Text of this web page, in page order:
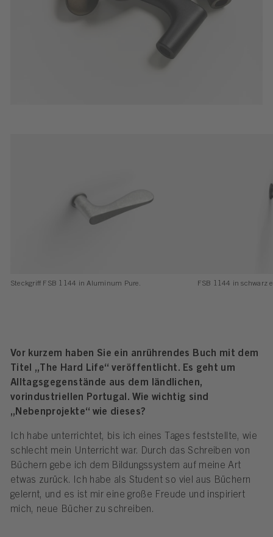
Steckgriff FSB 1144 in Aluminum Pure. FSB 1144 in schwarz
Vor kurzem haben Sie ein anrührendes Buch mit dem
Titel „The Hard Life“ veröffentlicht. Es geht um
Alltagsgegenstände aus dem ländlichen,
vorindustriellen Portugal. Wie wichtig sind
„Nebenprojekte“ wie dieses?
Ich habe unterrichtet, bis ich eines Tages feststellte, wie
schlecht mein Unterricht war. Durch das Schreiben von
Büchern gebe ich dem Bildungssystem auf meine Art
etwas zurück. Ich habe als Student so viel aus Büchern
gelernt, und es ist mir eine große Freude und inspiriert
mich, neue Bücher zu schreiben.